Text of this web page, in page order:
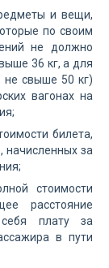
и вещи,
по своим
не должно
36 кг, а для
не свыше 50 кг)
вагонах на
билета,
начисленных за
стоимости
расстояние
плату за
в пути